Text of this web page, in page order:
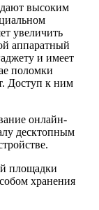
высоким
увеличить
аппаратный
и имеет
поломки
Доступ к ним
онлайн-
десктопным
площадки
хранения